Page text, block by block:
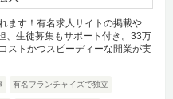
ます！有名求人サイトの掲載や
、生徒募集もサポート付き。33万
ストかつスピーディーな開業が実
有名フランチャイズで独立